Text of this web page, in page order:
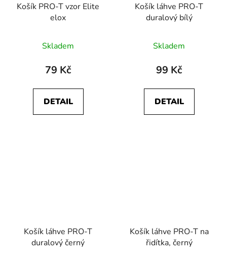
Košík PRO-T vzor Elite
elox
Skladem
79 Kč
DETAIL
Košík láhve PRO-T
duralový bílý
Skladem
99 Kč
DETAIL
Košík láhve PRO-T
duralový černý
Košík láhve PRO-T na
řidítka, černý